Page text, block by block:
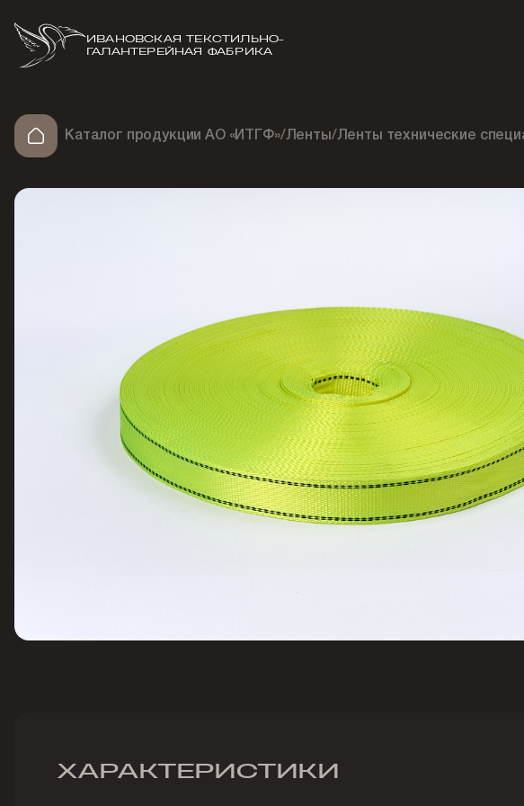
ИВАНОВСКАЯ ТЕКСТИЛЬНО-
ГАЛАНТЕРЕЙНАЯ ФАБРИКА
Каталог продукции АО «ИТГФ»/Ленты /Ленты технические
ХАРАКТЕРИСТИКИ